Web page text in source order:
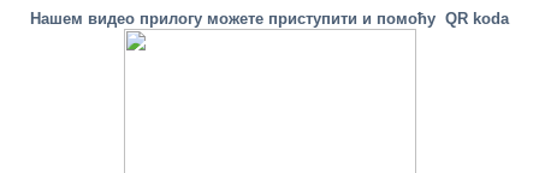
Нашем видео прилогу можете приступити и помoћу QR koda